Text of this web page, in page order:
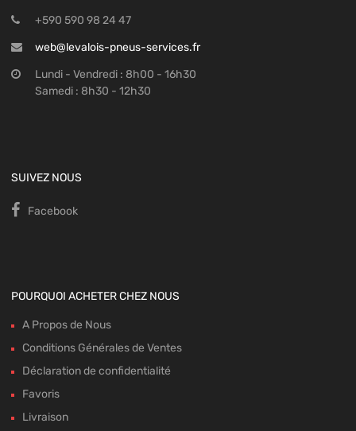
+590 590 98 24 47
web@levalois-pneus-services.fr
Lundi - Vendredi : 8h00 - 16h30
Samedi : 8h30 - 12h30
SUIVEZ NOUS
Facebook
POURQUOI ACHETER CHEZ NOUS
A Propos de Nous
Conditions Générales de Ventes
Déclaration de confidentialité
Favoris
Livraison